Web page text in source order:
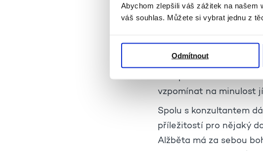
Abychom zlepšili váš zážitek na našem
váš souhlas. Můžete si vybrat jednu z
Odmítnout
přišli na to, jak by ta
které byla oddaná, a
se o děti, později o
Sdílí při tom mnoho
vzpomínat na minulost
Spolu s konzultantem
příležitostí pro nějaký
Alžběta má za sebou